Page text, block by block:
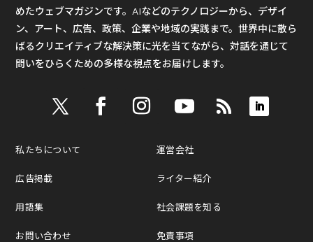
めたウェブマガジンです。AIなどのテクノロジーから、デザイ
ン、アート、広告、政策、企業や地域の実践まで。世界中に散ら
ばるクリエイティブな解決策に光を当てながら、対話を通じて
問いをひらくための多様な視点をお届けします。
私たちについて
広告掲載
用語集
お問い合わせ
運営会社
ライター紹介
社会課題を知る
免責事項